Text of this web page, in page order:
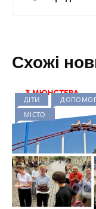
записів
Схожі
ДІТИ
МІСТО